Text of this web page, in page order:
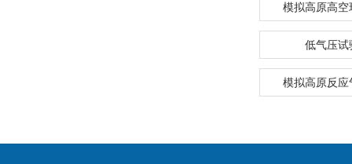
模拟高原高空
低气压试
模拟高原反应